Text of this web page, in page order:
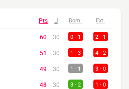
Pts J Dom. Ext.
60 30 0 - 1 2 - 1
51 30 1 - 3 4 - 2
49 30 1 - 1 3 - 0
48 30 3 - 2 1 - 0